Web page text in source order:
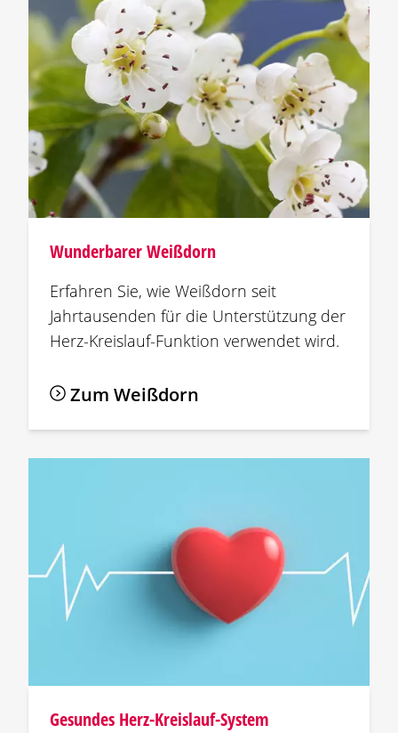
Wunderbarer Weißdorn
Erfahren Sie, wie Weißdorn seit
Jahrtausenden für die Unterstützung der
Herz-Kreislauf-Funktion verwendet wird.
Zum Weißdorn
Gesundes Herz-Kreislauf-System